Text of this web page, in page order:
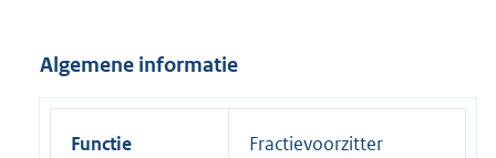
n
k
Algemene informatie
Functie Fractievoorzitter